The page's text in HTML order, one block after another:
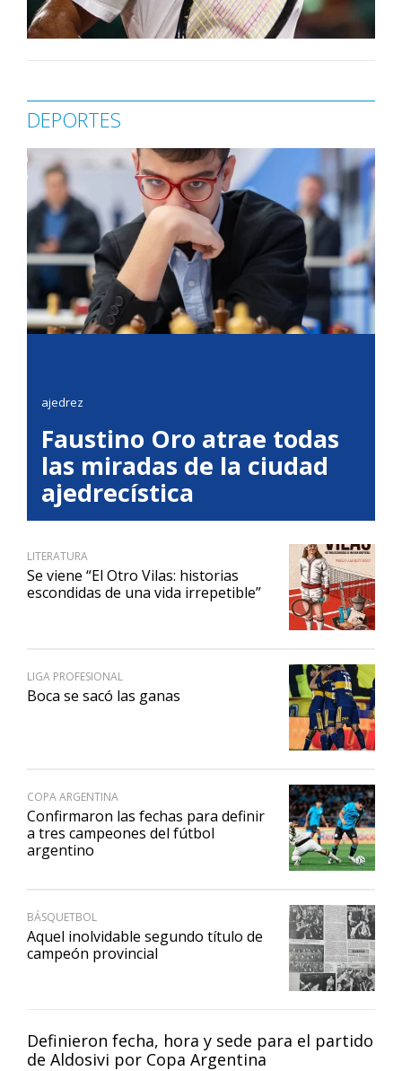
DEPORTES
Definieron fecha, hora y sede para el partido
de Aldosivi por Copa Argentina
ajedrez
Faustino Oro atrae todas
las miradas de la ciudad
ajedrecística
LITERATURA
Se viene “El Otro Vilas: historias
escondidas de una vida irrepetible”
LIGA PROFESIONAL
Boca se sacó las ganas
COPA ARGENTINA
Confirmaron las fechas para definir
a tres campeones del fútbol
argentino
BÁSQUETBOL
Aquel inolvidable segundo título de
campeón provincial